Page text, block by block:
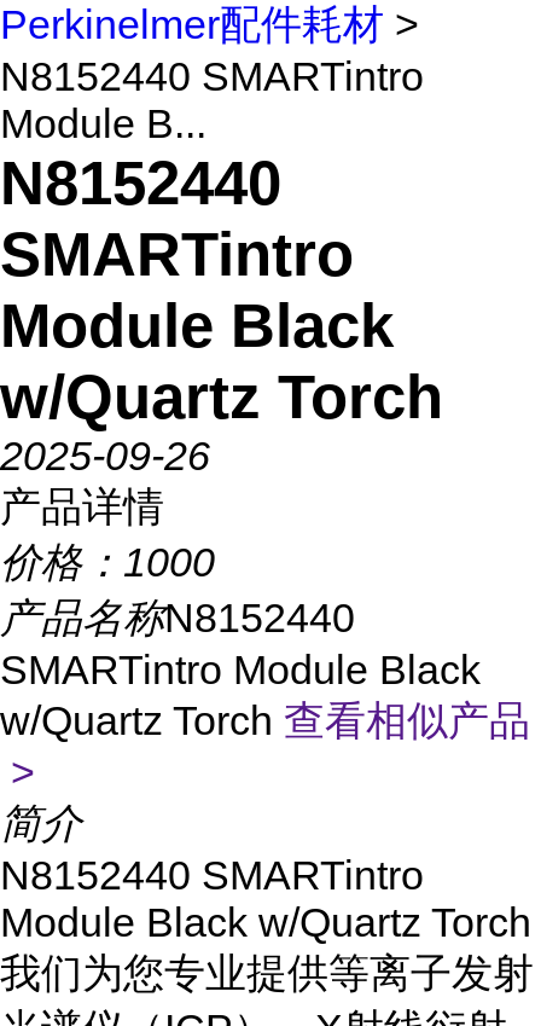
Perkinelmer配件耗材 >
N8152440 SMARTintro
Module B...
N8152440
SMARTintro
Module Black
w/Quartz Torch
2025-09-26
产品详情
价格： 1000
产品名称N8152440
SMARTintro Module Black
w/Quartz Torch 查看相似产品
>
简介
N8152440 SMARTintro
Module Black w/Quartz Torch
我们为您专业提供等离子发射